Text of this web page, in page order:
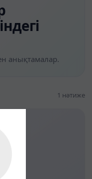
анықтамалар.
1 нәтиже